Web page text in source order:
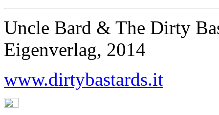
Uncle Bard & The Dirty
Eigenverlag, 2014
www.dirtybastards.it